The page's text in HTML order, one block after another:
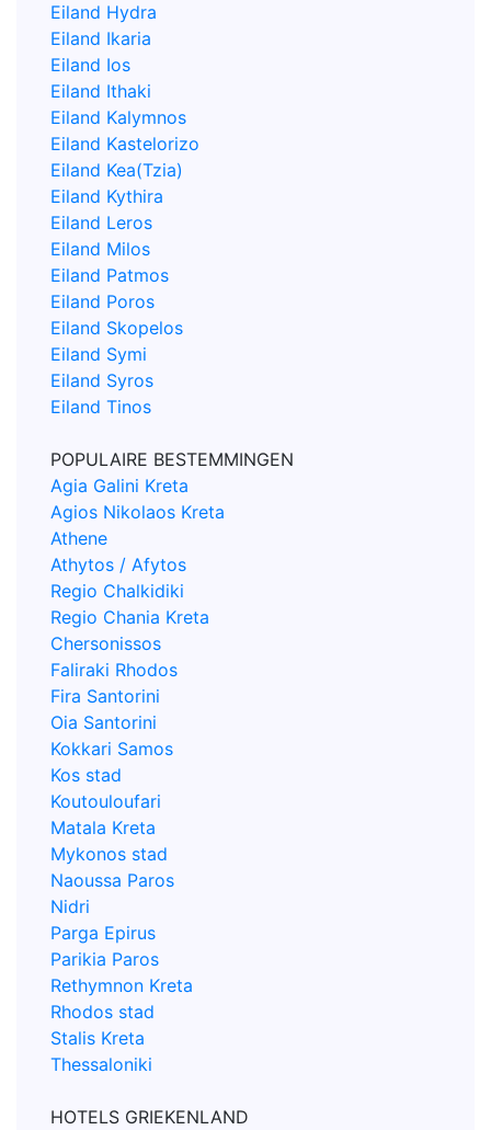
Eiland Hydra
Eiland Ikaria
Eiland Ios
Eiland Ithaki
Eiland Kalymnos
Eiland Kastelorizo
Eiland Kea(Tzia)
Eiland Kythira
Eiland Leros
Eiland Milos
Eiland Patmos
Eiland Poros
Eiland Skopelos
Eiland Symi
Eiland Syros
Eiland Tinos
POPULAIRE BESTEMMINGEN
Agia Galini Kreta
Agios Nikolaos Kreta
Athene
Athytos / Afytos
Regio Chalkidiki
Regio Chania Kreta
Chersonissos
Faliraki Rhodos
Fira Santorini
Oia Santorini
Kokkari Samos
Kos stad
Koutouloufari
Matala Kreta
Mykonos stad
Naoussa Paros
Nidri
Parga Epirus
Parikia Paros
Rethymnon Kreta
Rhodos stad
Stalis Kreta
Thessaloniki
HOTELS GRIEKENLAND